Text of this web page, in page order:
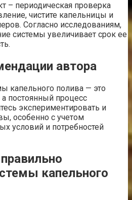
– периодическая проверка
чистите капельницы и
Согласно исследованиям,
системы увеличивает срок ее
автора
капельного полива — это
а постоянный процесс
экспериментировать и
особенно с учетом
условий и потребностей
капельного